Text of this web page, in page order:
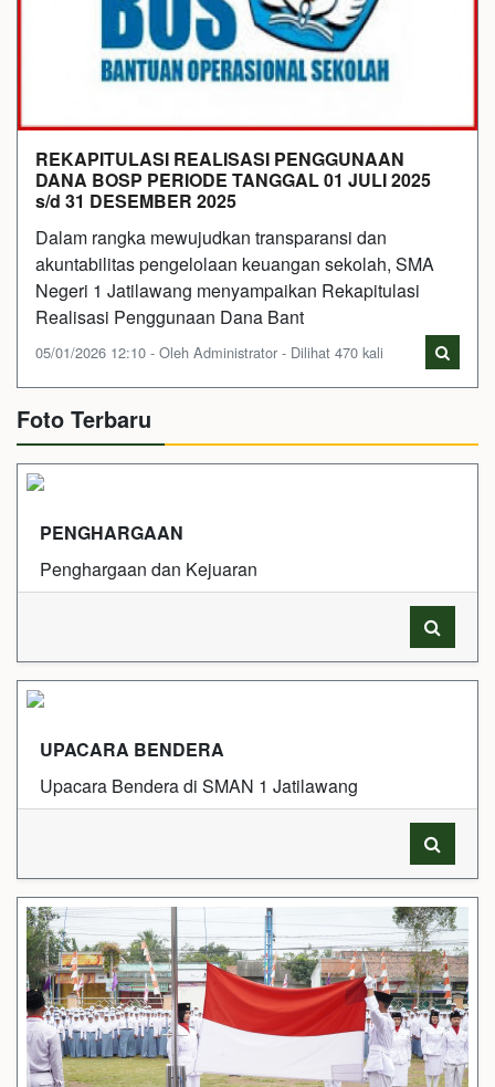
REKAPITULASI REALISASI PENGGUNAAN
DANA BOSP PERIODE TANGGAL 01 JULI 2025
s/d 31 DESEMBER 2025
Dalam rangka mewujudkan transparansi dan
akuntabilitas pengelolaan keuangan sekolah, SMA
Negeri 1 Jatilawang menyampaikan Rekapitulasi
Realisasi Penggunaan Dana Bant
05/01/2026 12:10 - Oleh Administrator - Dilihat 470 kali
Foto Terbaru
PENGHARGAAN
Penghargaan dan Kejuaran
UPACARA BENDERA
Upacara Bendera di SMAN 1 Jatilawang